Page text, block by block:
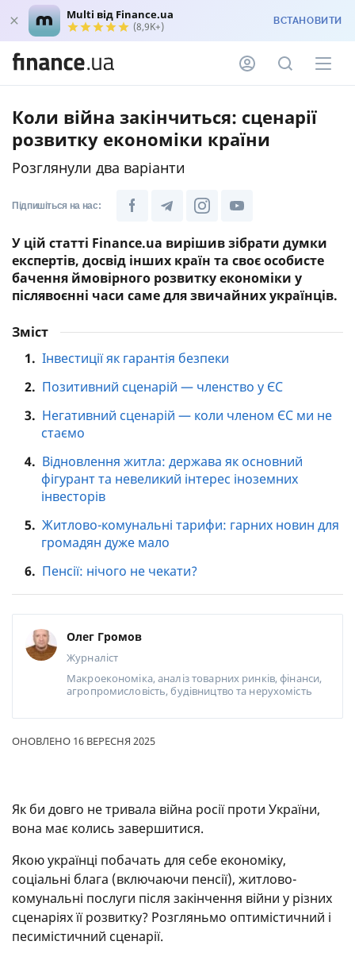
Multi від Finance.ua
(8,9K+) ВСТАНОВИТИ
Коли війна закінчиться: сценарії
розвитку економіки країни
Розглянули два варіанти
Підпишіться на нас:
У цій статті Finance.ua вирішив зібрати думки
експертів, досвід інших країн та своє особисте
бачення ймовірного розвитку економіки у
післявоєнні часи саме для звичайних українців.
Зміст
1. Інвестиції як гарантія безпеки
2. Позитивний сценарій — членство у ЄС
3. Негативний сценарій — коли членом ЄС ми не
стаємо
4. Відновлення житла: держава як основний
фігурант та невеликий інтерес іноземних
інвесторів
5. Житлово-комунальні тарифи: гарних новин для
громадян дуже мало
6. Пенсії: нічого не чекати?
Олег Громов
Журналіст
Макроекономіка, аналіз товарних ринків, фінанси,
агропромисловість, будівництво та нерухомість
ОНОВЛЕНО 16 ВЕРЕСНЯ 2025
Як би довго не тривала війна росії проти України,
вона має колись завершитися.
Якою українці побачать для себе економіку,
соціальні блага (включаючи пенсії), житлово-
комунальні послуги після закінчення війни у різних
сценаріях її розвитку? Розгляньмо оптимістичний і
песимістичний сценарії.